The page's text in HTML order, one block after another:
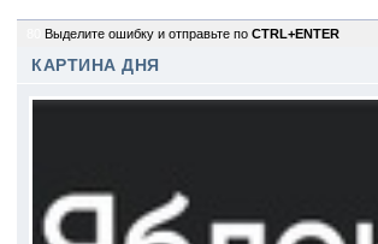
Выделите ошибку и отправьте по CTRL+ENTER
КАРТИНА ДНЯ